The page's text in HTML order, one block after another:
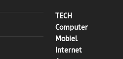
TECH
Computer
Mobiel
Internet